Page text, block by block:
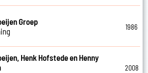
Groep
1986
Henk Hofstede en Henny
2008